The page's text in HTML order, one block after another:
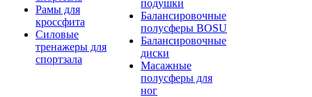
Рамы для
кроссфита
Силовые
тренажеры для
спортзала
подушки
Балансировочные
полусферы BOSU
Балансировочные
диски
Масажные
полусферы для
ног